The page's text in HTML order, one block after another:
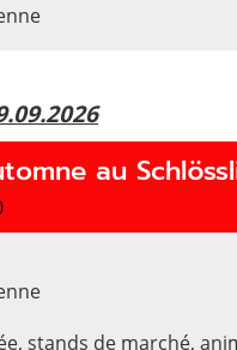
stands de marché,